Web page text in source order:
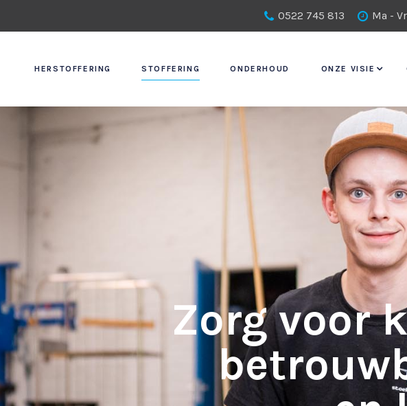
0522 745 813 Ma -
HERSTOFFERING STOFFERING ONDERHOUD ONZE VISIE
Zorg voor